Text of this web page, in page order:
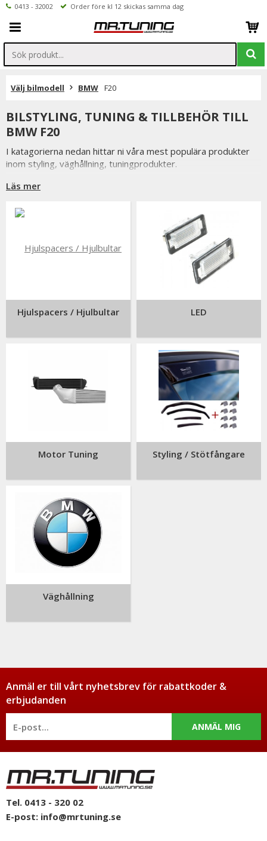
0413 - 32002 Order före kl 12 skickas samma dag
Välj bilmodell BMW F20
BILSTYLING, TUNING & TILLBEHÖR TILL
BMW F20
I katagorierna nedan hittar ni våra mest populära produkter
inom styling, väghållning, tuningprodukter.
Är det något som du funderar över eller inte hittar i vårt
Till BMW F20.
Läs mer
Hjulspacers / Hjulbultar LED
Motor Tuning Styling / Stötfångare
Väghållning
Anmäl er till vårt nyhetsbrev för rabattkoder &
erbjudanden
ANMÄL MIG
Tel. 0413 - 320 02
E-post: info@mrtuning.se